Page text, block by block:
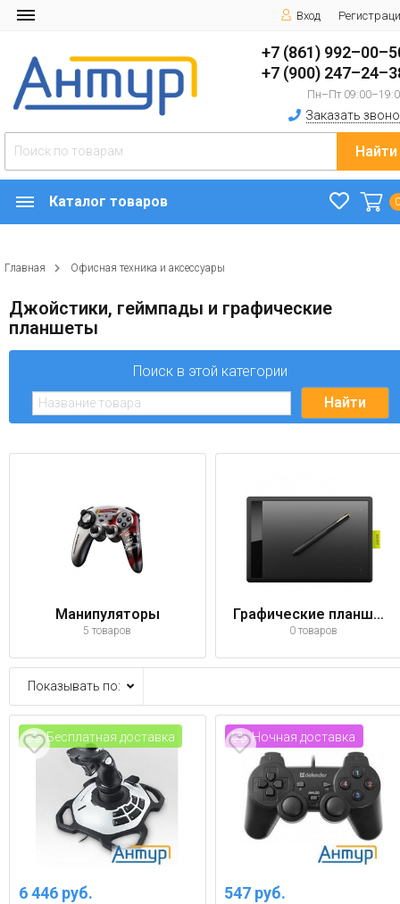
Вход
+7 (861)
+7 (900)
Пн–Пт
Заказать
Найти
Каталог товаров
Главная Офисная техника и аксессуары
Джойстики, геймпады и графические
планшеты
Поиск в этой категории
Манипуляторы
5 товаров
Графические планшеты
0 товаров
Показывать по:
Бесплатная доставка
6 446 руб.
Ночная доставка
547 руб.